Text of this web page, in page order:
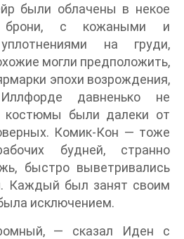
были облачены в некое
брони, с кожаными и
на груди,
могли предположить,
эпохи возрождения,
давненько не
костюмы были далеки от
Комик-Кон — тоже
будней, странно
быстро выветривались
Каждый был занят своим
исключением.
— сказал Иден с